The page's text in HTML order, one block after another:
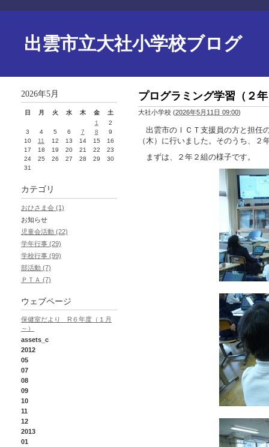
出雲市立大社小学校ブログ
プログラミング学習（２
大社小学校 (2026年5月11日 09:00)
出雲市のＩＣＴ支援員の方と担任
（木）に行いました。そのうち、
まずは、２年２組の様子です。
2026年5月
日 月 火 水 木 金
土
1
2
3
4 5 6 7 8
9
10
11 12 13 14 15
16
17
18 19 20 21 22
23
24
25 26 27 28 29
30
31
カテゴリ
おひさま会 (1)
お知らせ
児童会活動 (22)
学年行事 (29)
学校行事 (99)
部活動 (7)
ＰＴＡ (7)
ウェブページ
保健室だより R６年度（１月
～）
assets_c
2012
05
07
08
09
10
11
12
2013
01